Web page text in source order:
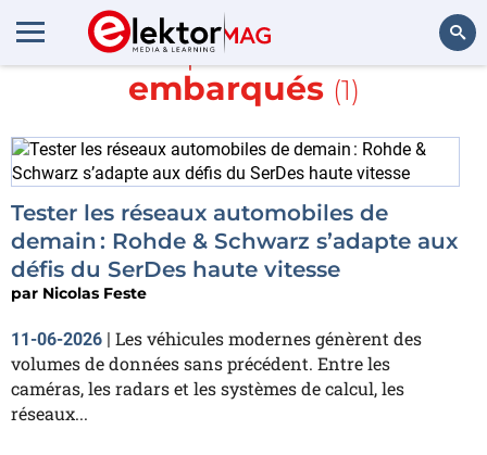
En savoir plus sur
réseaux
embarqués (1)
Tester les réseaux automobiles de
demain : Rohde & Schwarz s’adapte aux
défis du SerDes haute vitesse
par Nicolas Feste
11-06-2026 | Les véhicules modernes génèrent des
volumes de données sans précédent. Entre les
caméras, les radars et les systèmes de calcul, les
réseaux...